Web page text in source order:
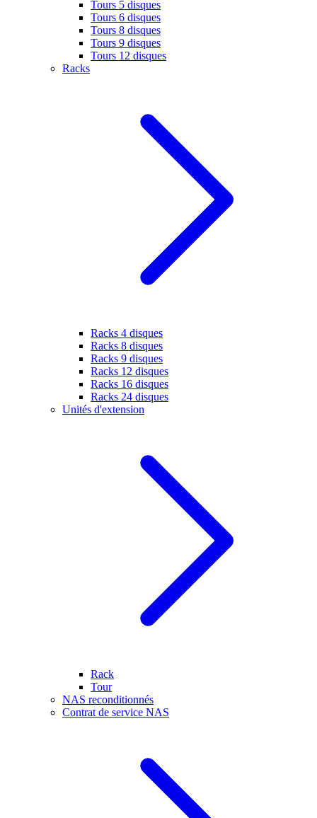
Tours 5 disques
Tours 6 disques
Tours 8 disques
Tours 9 disques
Tours 12 disques
Racks
Racks 4 disques
Racks 8 disques
Racks 9 disques
Racks 12 disques
Racks 16 disques
Racks 24 disques
Unités d'extension
Rack
Tour
NAS reconditionnés
Contrat de service NAS